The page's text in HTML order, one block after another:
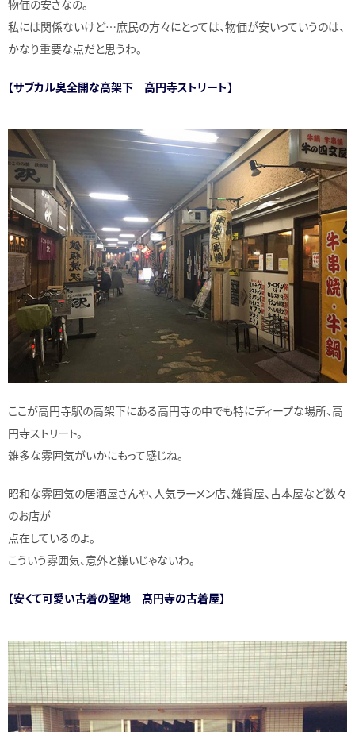
物価の安さなの。
私には関係ないけど…庶民の方々にとっては、物価が安いっていうのは、
かなり重要な点だと思うわ。
【サブカル臭全開な高架下 高円寺ストリート】
ここが高円寺駅の高架下にある高円寺の中でも特にディープな場所、高
円寺ストリート。
雑多な雰囲気がいかにもって感じね。
昭和な雰囲気の居酒屋さんや、人気ラーメン店、雑貨屋、古本屋など数々
のお店が
点在しているのよ。
こういう雰囲気、意外と嫌いじゃないわ。
【安くて可愛い古着の聖地 高円寺の古着屋】